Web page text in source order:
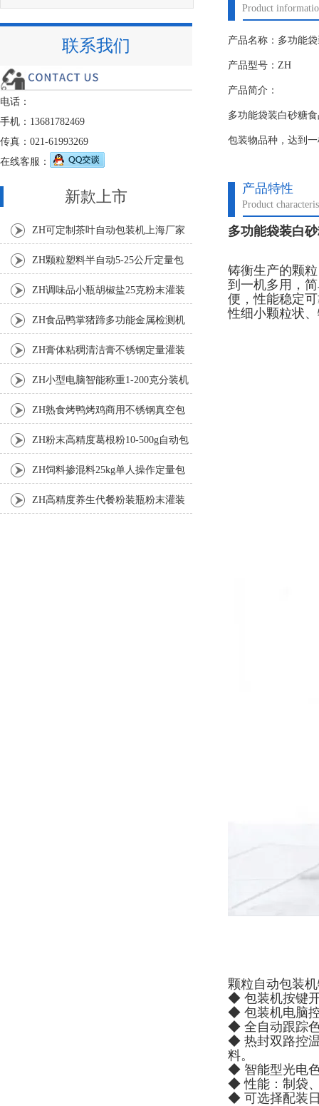
Product
产品名称：多功能
产品型号：ZH
产品简介：
多功能袋装白砂糖
包装物品种，达到
产品特性
Product
多功能袋装白
铸衡生产的颗
到一机多用，
便，性能稳定
性细小颗粒状
颗粒自动包装
◆ 包装机按键
◆ 包装机电脑
◆ 全自动跟踪
◆ 热封双路控
料。
◆ 智能型光电
◆ 性能：制袋
◆ 可选择配装
联系我们
电话：
手机：13681782469
传真：021-61993269
在线客服：
新款上市
ZH可定制茶叶自动包装机上海厂家
ZH颗粒塑料半自动5-25公斤定量包
装机 ZH调味品小瓶胡椒盐25克粉末灌装
ZH食品鸭掌猪蹄多功能金属检测机
ZH膏体粘稠清洁膏不锈钢定量灌装
机厂家 ZH小型电脑智能称重1-200克分装机
ZH熟食烤鸭烤鸡商用不锈钢真空包
装机 ZH粉末高精度葛根粉10-500g自动包
装机 ZH饲料掺混料25kg单人操作定量包
装机 ZH高精度养生代餐粉装瓶粉末灌装